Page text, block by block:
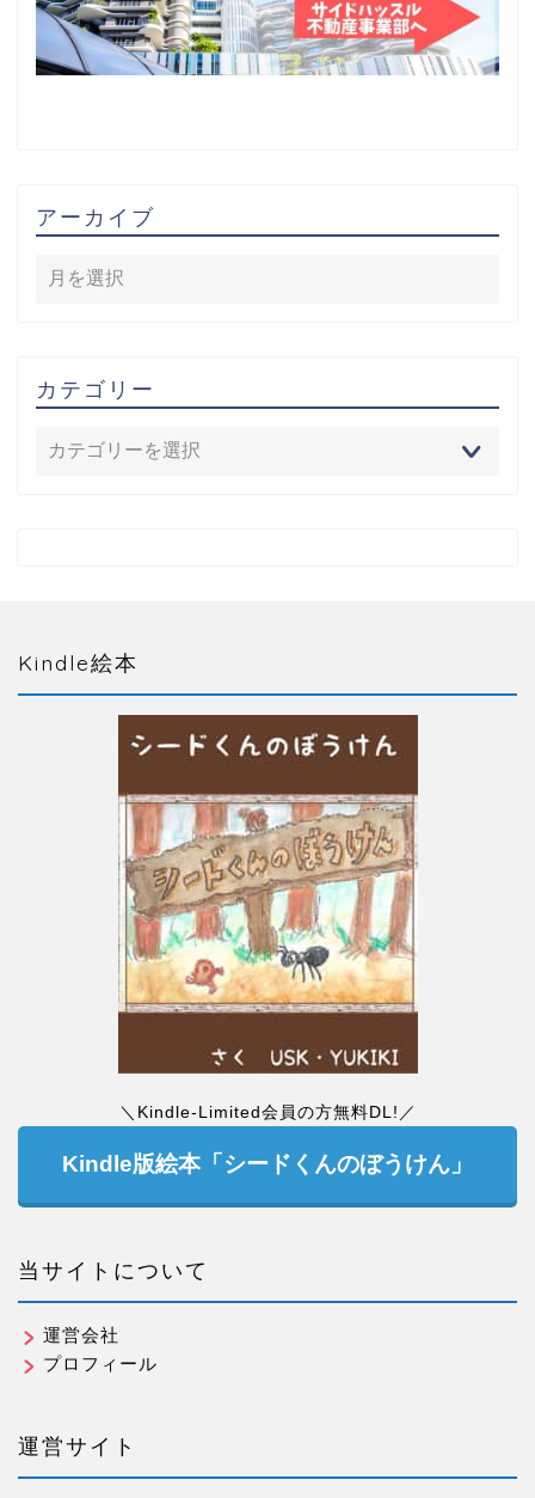
アーカイブ
カテゴリー
Kindle絵本
＼Kindle-Limited会員の方無料DL!／
Kindle版絵本「シードくんのぼうけん」
当サイトについて
運営会社
プロフィール
運営サイト